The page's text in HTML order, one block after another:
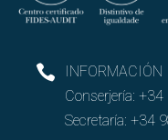
INFORMACIÓN
Conserjería: +34
Secretaría: +34